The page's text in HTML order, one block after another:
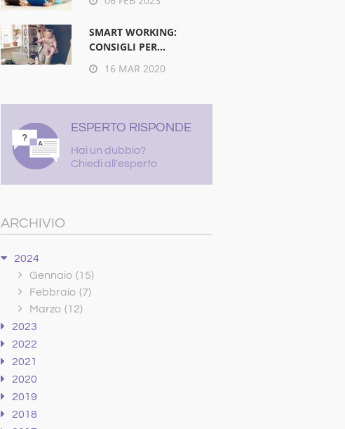
SMART WORKING:
CONSIGLI PER...
16 MAR 2020
ESPERTO RISPONDE
Hai un dubbio?
Chiedi all'esperto
ARCHIVIO
2024
Gennaio (15)
Febbraio (7)
Marzo (12)
2023
2022
2021
2020
2019
2018